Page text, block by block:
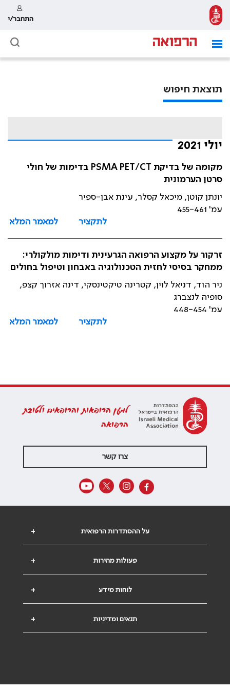
התחבר/י
תוצאת חיפוש
יולי 2021
מקומה של בדיקת PSMA PET/CT בדימות של חולי
סרטן הערמונית
יונתן קוטן, מיכאל קסלר, עינת אבן-ספיר
עמ' 455-461
לתקציר
למאמר המלא
זרקור על מקצוע הרפואה הגרעינית ודימות מולקולרי:
ממחקר בסיסי לחזית הטכנולוגיה באבחון וטיפול בחולים
ניר הוד, דניאל לוין, קטרינה טיקטינסקי, דינה אזרוך קצפ,
סופיה לנצברג
עמ' 448-454
לתקציר
למאמר המלא
למען הרופאות והרופאים ולטובת
הרפואה
צרו קשר
+ על ההסתדרות הרפואית
+ פעולות מהירות
+ לוחות מידע
+ תנאים ומדיניות